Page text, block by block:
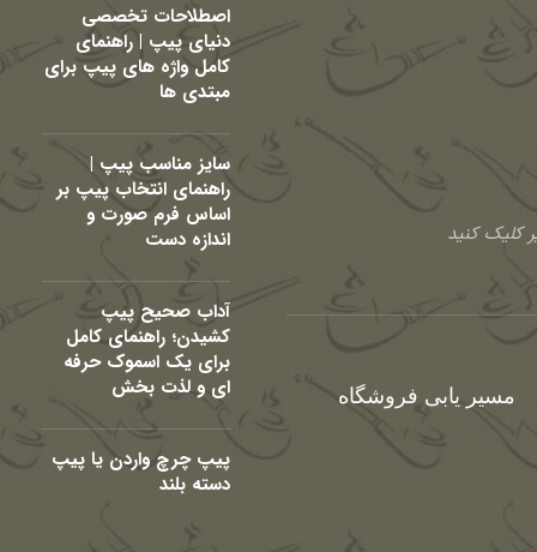
کلیک کنید
مسیر یابی فروشگاه
اصطلاحات تخصصی
دنیای پیپ | راهنمای
کامل واژه های پیپ برای
مبتدی ها
سایز مناسب پیپ |
راهنمای انتخاب پیپ بر
اساس فرم صورت و
اندازه دست
آداب صحیح پیپ
کشیدن؛ راهنمای کامل
برای یک اسموک حرفه
ای و لذت بخش
پیپ چرچ واردن یا پیپ
دسته بلند